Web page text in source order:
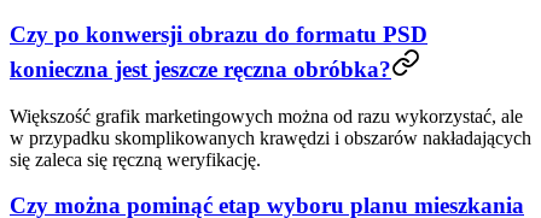
Czy po konwersji obrazu do formatu PSD
konieczna jest jeszcze ręczna obróbka?
Większość grafik marketingowych można od razu wykorzystać, ale
w przypadku skomplikowanych krawędzi i obszarów nakładających
się zaleca się ręczną weryfikację.
Czy można pominąć etap wyboru planu mieszkania